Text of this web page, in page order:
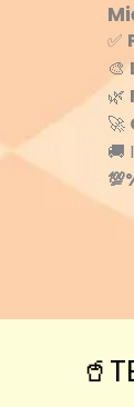
✅
🎨
🌿
🚀
🚚